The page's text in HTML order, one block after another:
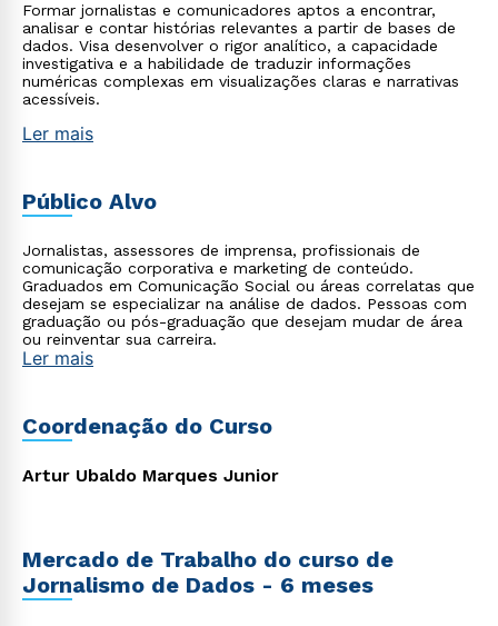
Formar jornalistas e comunicadores aptos a encontrar,
analisar e contar histórias relevantes a partir de bases de
dados. Visa desenvolver o rigor analítico, a capacidade
investigativa e a habilidade de traduzir informações
numéricas complexas em visualizações claras e narrativas
acessíveis.
Ler mais
Público Alvo
Jornalistas, assessores de imprensa, profissionais de
comunicação corporativa e marketing de conteúdo.
Graduados em Comunicação Social ou áreas correlatas que
desejam se especializar na análise de dados. Pessoas com
graduação ou pós-graduação que desejam mudar de área
ou reinventar sua carreira.
Ler mais
Coordenação do Curso
Artur Ubaldo Marques Junior
Mercado de Trabalho do curso de
Jornalismo de Dados - 6 meses